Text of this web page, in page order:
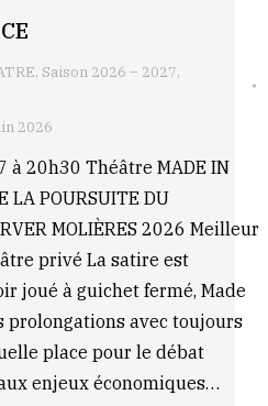
, Saison 2026 – 2027,
2026
à 20h30 Théâtre MADE IN
LA POURSUITE DU
MOLIÈRES 2026 Meilleur
privé La satire est
joué à guichet fermé, Made
prolongations avec toujours
place pour le débat
enjeux économiques…